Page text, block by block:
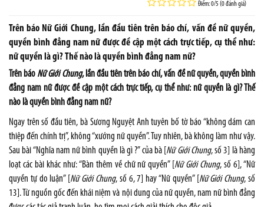
Điểm: 0/5 (0 đánh giá)
Trên báo Nữ Giới Chung, lần đầu tiên trên báo chí, vấn đề nữ quyền,
quyền bình đẳng nam nữ được đề cập một cách trực tiếp, cụ thể như:
nữ quyền là gì? Thế nào là quyền bình đẳng nam nữ?
Trên báo Nữ Giới Chung, lần đầu tiên trên báo chí, vấn đề nữ quyền, quyền bình
đẳng nam nữ được đề cập một cách trực tiếp, cụ thể như: nữ quyền là gì? Thế
nào là quyền bình đẳng nam nữ?
Ngay trên số đầu tiên, bà Sương Nguyệt Anh tuyên bố tờ báo “không dám can
thiệp đến chính trị”, không “xướng nữ quyền”. Tuy nhiên, bà không làm như vậy.
Sau bài “Nghĩa nam nữ bình quyền là gì ?” của bà [ Nữ Giới Chung, số 3] là hàng
loạt các bài khác như: “Bàn thêm về chữ nữ quyền” [ Nữ Giới Chung, số 6], “Nữ
quyền tự do luận” [ Nữ Giới Chung, số 6, 7] hay “Nữ quyền” [ Nữ Giới Chung, số
13]. Từ nguồn gốc đến khái niệm và nội dung của nữ quyền, nam nữ bình đẳng